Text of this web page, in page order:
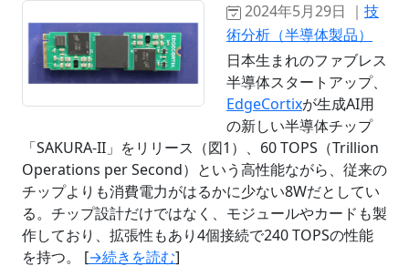
2024年5月29日 ｜ 技
術分析（半導体製品）
日本生まれのファブレス
半導体スタートアップ、
EdgeCortixが生成AI用
の新しい半導体チップ
「SAKURA-II」をリリース（図1）、60 TOPS（Trillion
Operations per Second）という高性能ながら、従来の
チップよりも消費電力がはるかに少ない8Wだとしてい
る。チップ設計だけではなく、モジュールやカードも製
作しており、拡張性もあり4個接続で240 TOPSの性能
を持つ。 [→続きを読む]